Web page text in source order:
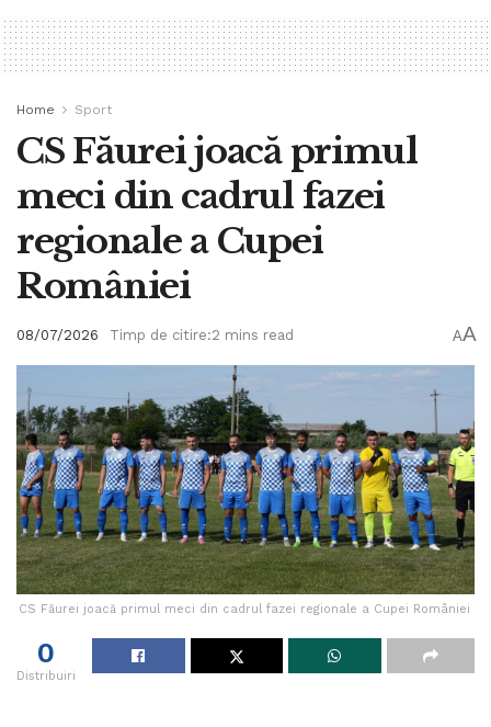
Home Sport
CS Făurei joacă primul
meci din cadrul fazei
regionale a Cupei
României
08/07/2026 Timp de citire:2 mins read AA
CS Făurei joacă primul meci din cadrul fazei regionale a Cupei României
0
Distribuiri